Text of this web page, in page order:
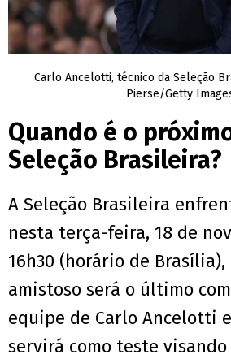
Carlo Ancelotti, técnico da Seleção
Pierse/Getty
Quando é o
Seleção Brasileira?
A Seleção Brasileira
nesta terça-feira, 18 de
16h30 (horário de Brasília),
amistoso será o último
equipe de Carlo Ancelotti
servirá como teste